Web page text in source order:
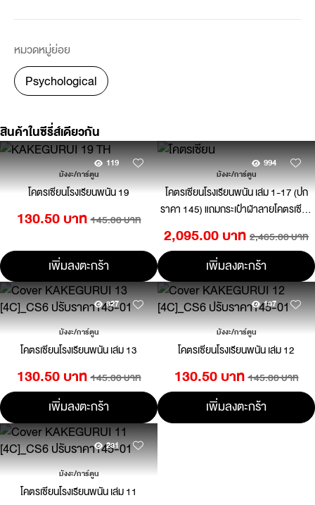
หมวดหมู่ย่อย
Psychological
สินค้าในซีรี่ส์เดียวกัน
119
มังงะ/การ์ตูน
โคตรเซียนโรงเรียนพนัน 19
130.50 บาท 145.00 บาท
เพิ่มลงตะกร้า
994
มังงะ/การ์ตูน
โคตรเซียนโรงเรียนพนัน เล่ม 1-17 (ปก
ราคา 145) แถมกระเป๋าผ้าลายโคตรเซียน
2,095.00 บาท 2,465.00 บาท
เพิ่มลงตะกร้า
327
มังงะ/การ์ตูน
โคตรเซียนโรงเรียนพนัน เล่ม 13
130.50 บาท 145.00 บาท
เพิ่มลงตะกร้า
137
มังงะ/การ์ตูน
โคตรเซียนโรงเรียนพนัน เล่ม 12
130.50 บาท 145.00 บาท
เพิ่มลงตะกร้า
231
มังงะ/การ์ตูน
โคตรเซียนโรงเรียนพนัน เล่ม 11